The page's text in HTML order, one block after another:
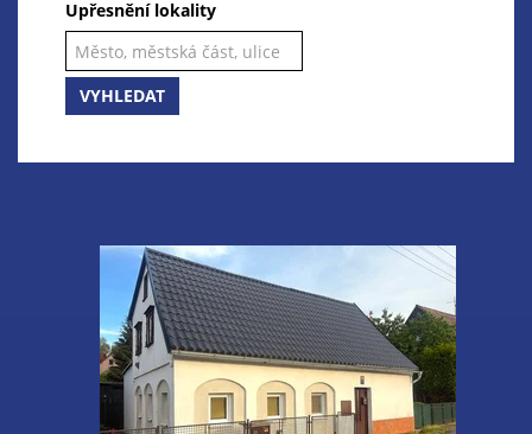
Upřesnění lokality
VYHLEDAT